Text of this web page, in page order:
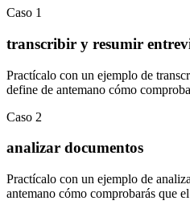
Caso 1
transcribir y resumir
Practícalo con un ejemplo de
define de antemano cómo
Caso 2
analizar documentos
Practícalo con un ejemplo de
antemano cómo comprobarás que